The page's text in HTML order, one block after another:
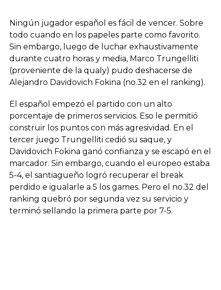
Ningún jugador español es fácil de vencer. Sobre
todo cuando en los papeles parte como favorito.
Sin embargo, luego de luchar exhaustivamente
durante cuatro horas y media, Marco Trungelliti
(proveniente de la qualy) pudo deshacerse de
Alejandro Davidovich Fokina (no.32 en el ranking).
El español empezó el partido con un alto
porcentaje de primeros servicios. Eso le permitió
construir los puntos con más agresividad. En el
tercer juego Trungelliti cedió su saque, y
Davidovich Fokina ganó confianza y se escapó en el
marcador. Sin embargo, cuando el europeo estaba
5-4, el santiagueño logró recuperar el break
perdido e igualarle a 5 los games. Pero el no.32 del
ranking quebró por segunda vez su servicio y
terminó sellando la primera parte por 7-5.